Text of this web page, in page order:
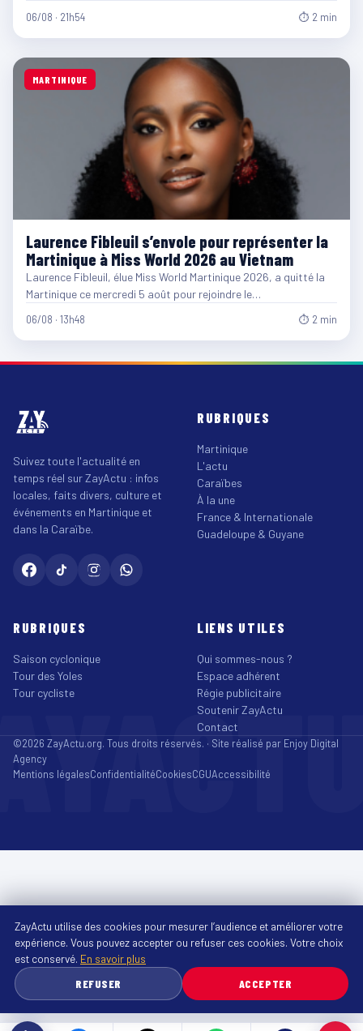
06/08 · 21h54 ⏱ 2 min
MARTINIQUE
Laurence Fibleuil s’envole pour représenter la
Martinique à Miss World 2026 au Vietnam
Laurence Fibleuil, élue Miss World Martinique 2026, a quitté la
Martinique ce mercredi 5 août pour rejoindre le…
06/08 · 13h48 ⏱ 2 min
Suivez toute l'actualité en
temps réel sur ZayActu : infos
locales, faits divers, culture et
événements en Martinique et
dans la Caraïbe.
RUBRIQUES
Martinique
L'actu
Caraïbes
À la une
France & Internationale
Guadeloupe & Guyane
RUBRIQUES
Saison cyclonique
Tour des Yoles
Tour cycliste
LIENS UTILES
Qui sommes-nous ?
Espace adhérent
Régie publicitaire
Soutenir ZayActu
Contact
©2026 ZayActu.org. Tous droits réservés. · Site réalisé par Enjoy Digital
Agency
Mentions légalesConfidentialitéCookiesCGUAccessibilité
ZayActu utilise des cookies pour mesurer l’audience et améliorer votre
expérience. Vous pouvez accepter ou refuser ces cookies. Votre choix
est conservé. En savoir plus
REFUSER
ACCEPTER